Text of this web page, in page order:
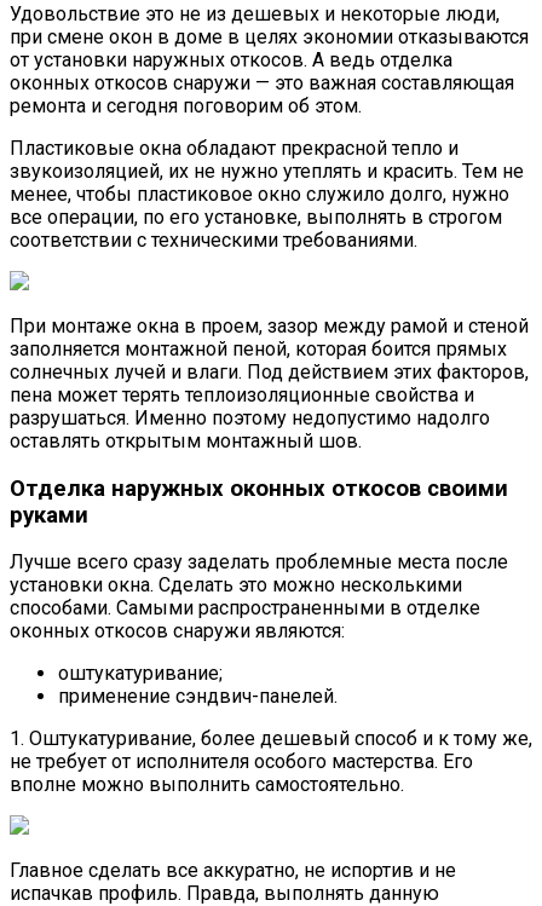
Удовольствие это не из дешевых и некоторые люди,
при смене окон в доме в целях экономии отказываются
от установки наружных откосов. А ведь отделка
оконных откосов снаружи — это важная составляющая
ремонта и сегодня поговорим об этом.
Пластиковые окна обладают прекрасной тепло и
звукоизоляцией, их не нужно утеплять и красить. Тем не
менее, чтобы пластиковое окно служило долго, нужно
все операции, по его установке, выполнять в строгом
соответствии с техническими требованиями.
При монтаже окна в проем, зазор между рамой и стеной
заполняется монтажной пеной, которая боится прямых
солнечных лучей и влаги. Под действием этих факторов,
пена может терять теплоизоляционные свойства и
разрушаться. Именно поэтому недопустимо надолго
оставлять открытым монтажный шов.
Отделка наружных оконных откосов своими
руками
Лучше всего сразу заделать проблемные места после
установки окна. Сделать это можно несколькими
способами. Самыми распространенными в отделке
оконных откосов снаружи являются:
оштукатуривание;
применение сэндвич-панелей.
1. Оштукатуривание, более дешевый способ и к тому же,
не требует от исполнителя особого мастерства. Его
вполне можно выполнить самостоятельно.
Главное сделать все аккуратно, не испортив и не
испачкав профиль. Правда, выполнять данную